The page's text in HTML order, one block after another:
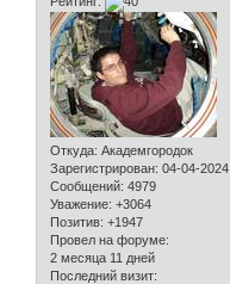
Откуда: Академгородок
Зарегистрирован: 04-04-2024
Сообщений: 4979
Уважение: +3064
Позитив: +1947
Провел на форуме:
2 месяца 11 дней
Последний визит: